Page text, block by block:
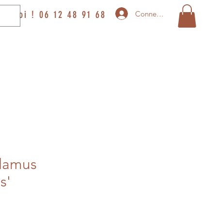
moi ! 06 12 48 91 68 Connexion